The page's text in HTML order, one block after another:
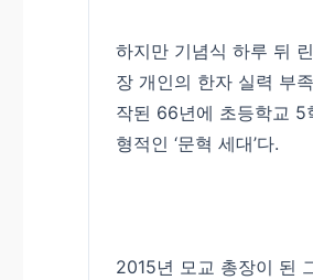
하지만 기념식 하루 뒤
장 개인의 한자 실력 부
작된 66년에 초등학교 5
형적인 ‘문혁 세대’다.
2015년 모교 총장이 된